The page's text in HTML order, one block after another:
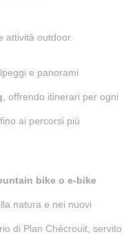
attività outdoor.
e panorami
, offrendo itinerari per ogni
ai percorsi più
bike o e-bike
natura e nei nuovi
di Plan Chécrouit, servito